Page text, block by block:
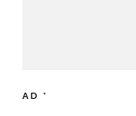
AD *